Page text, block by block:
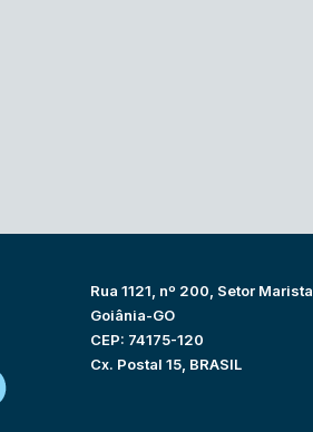
Rua 1121, nº 200, Setor Marista
Goiânia-GO
CEP: 74175-120
Cx. Postal 15, BRASIL